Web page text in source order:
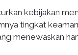
kebijakan
tingkat
menewaskan